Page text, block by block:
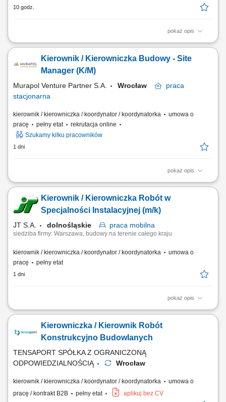
10 godz.
pokaż opis
Zadania: Kontrola techniczna robót konstrukcyjno-budowlanych w
konstrukcji wsporczych oraz infrastruktur pod BESS i linie SN;
Zarządzanie podwykonawcami i brygadami na placu budowy; Dbaniem
Kierownik / Kierowniczka Budowy - Site
Manager (K/M)
Murapol Venture Partner S.A. Wrocław
praca
stacjonarna
kierownik / kierowniczka / koordynator / koordynatorka
umowa o
pracę
pełny etat
rekrutacja online
Szukamy kilku pracowników
1 dni
pokaż opis
Zakres obowiązków: Prowadzenie budowy zgodnie z przepisami Prawa
projektową. Nadzór nad przestrzeganiem zasad BHP. Organizacja i
realizacja inwestycji zgodnie z harmonogramem. Egzekwowanie
Kierownik / Kierowniczka Robót w
Specjalności Instalacyjnej (m/k)
JT S.A. dolnośląskie praca mobilna
siedziba firmy: Warszawa, budowy na terenie całego kraju
kierownik / kierowniczka / koordynator / koordynatorka
umowa o
pracę
pełny etat
1 dni
pokaż opis
Opis stanowiska: Prowadzenie i koordynacja zadań wykonawczych na
ciśnieniowych instalacji technologicznych. Operacyjne zarządzanie
harmonogramem prac oraz sprawowanie bezpośredniej kontroli nad
Kierowniczka / Kierownik Robót
Konstrukcyjno Budowlanych
TENSAPORT SPÓŁKA Z OGRANICZONĄ
ODPOWIEDZIALNOŚCIĄ
Wrocław
kierownik / kierowniczka / koordynator / koordynatorka
umowa o
pracę / kontrakt B2B
pełny etat aplikuj bez CV